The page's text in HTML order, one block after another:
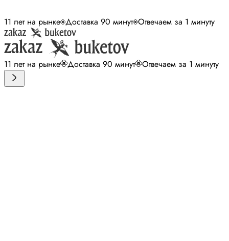
11 лет на рынке Доставка 90 минут Отвечаем за 1 минуту
11 лет на рынке Доставка 90 минут Отвечаем за 1 минуту